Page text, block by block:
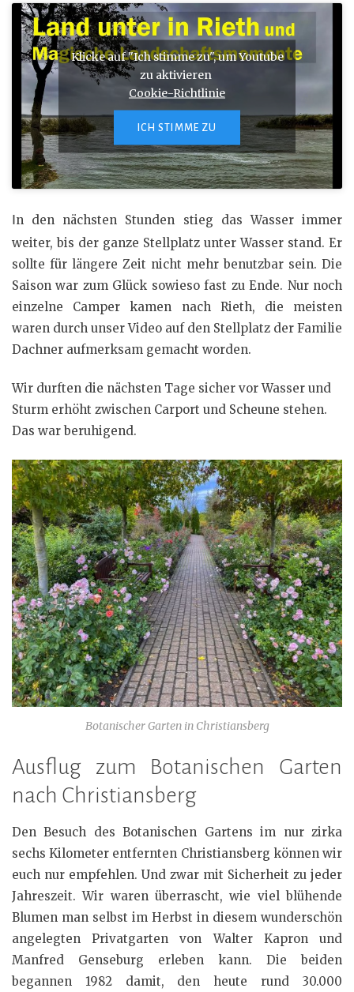
Klicke auf "Ich stimme zu", um Youtube
zu aktivieren
Cookie-Richtlinie
ICH STIMME ZU
In den nächsten Stunden stieg das Wasser immer
weiter, bis der ganze Stellplatz unter Wasser stand. Er
sollte für längere Zeit nicht mehr benutzbar sein. Die
Saison war zum Glück sowieso fast zu Ende. Nur noch
einzelne Camper kamen nach Rieth, die meisten
waren durch unser Video auf den Stellplatz der Familie
Dachner aufmerksam gemacht worden.
Wir durften die nächsten Tage sicher vor Wasser und
Sturm erhöht zwischen Carport und Scheune stehen.
Das war beruhigend.
Botanischer Garten in Christiansberg
Ausflug zum Botanischen Garten
nach Christiansberg
Den Besuch des Botanischen Gartens im nur zirka
sechs Kilometer entfernten Christiansberg können wir
euch nur empfehlen. Und zwar mit Sicherheit zu jeder
Jahreszeit. Wir waren überrascht, wie viel blühende
Blumen man selbst im Herbst in diesem wunderschön
angelegten Privatgarten von Walter Kapron und
Manfred Genseburg erleben kann. Die beiden
begannen 1982 damit, den heute rund 30.000